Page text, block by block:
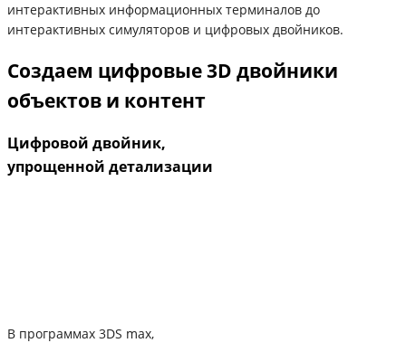
интерактивных информационных терминалов до
интерактивных симуляторов и цифровых двойников.
Создаем цифровые 3D двойники
объектов и контент
Цифровой двойник,
упрощенной детализации
В программах 3DS max,